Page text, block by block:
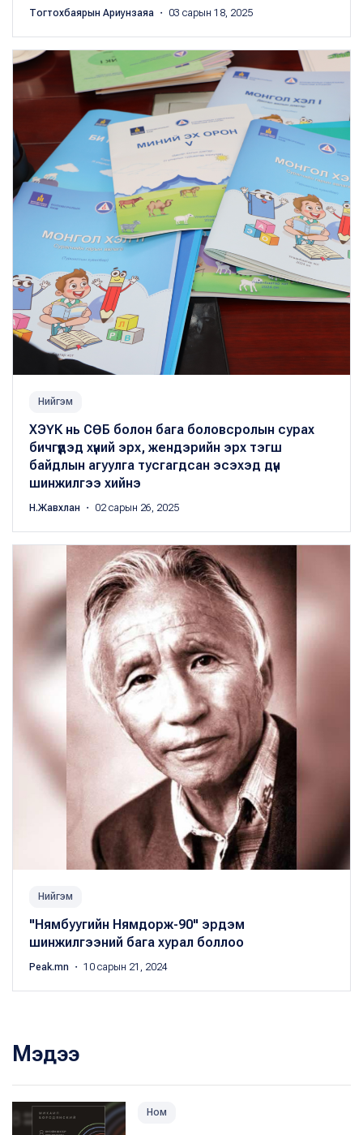
Тогтохбаярын Ариунзаяа ・ 03 сарын 18, 2025
Нийгэм
ХЭҮК нь СӨБ болон бага боловсролын сурах
бичгүүдэд хүний эрх, жендэрийн эрх тэгш
байдлын агуулга тусгагдсан эсэхэд дүн
шинжилгээ хийнэ
Н.Жавхлан ・ 02 сарын 26, 2025
Нийгэм
"Нямбуугийн Нямдорж-90" эрдэм
шинжилгээний бага хурал боллоо
Peak.mn ・ 10 сарын 21, 2024
Мэдээ
Ном